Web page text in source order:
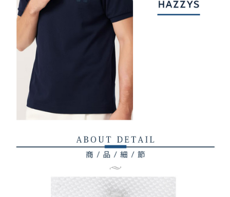
【注意事項】
１．透過由恩沛科技股份有限公司提供之「AFTEE先享後付」服務完成之交
易，需依本服務之必要範圍內提供個人資料，並將交易相關給付款項請求債
權轉讓予恩沛科技股份有限公司。
２．關於個人資料處理事宜，請瀏覽以下網址：
https://aftee.tw/terms/#terms3
３．未成年的使用者請事先徵得法定代理人或監護人之同意方可使用
「AFTEE先享後付」，若未經同意申辦者引起之損失，本公司不負相關責
４．使用「AFTEE先享後付」時，將依據個別帳號之用戶狀況，依本公司即
時審查核予不同之上限額度；若仍有額度不足之情形，本公司將視審查結果
請求用戶進行身份認證。
５．嚴禁一人註冊多個帳號或使用他人資訊註冊。若發現惡意使用之情形，
7-11取貨付款
免運費
付款後7-11取貨
免運費
免運費
離島宅配